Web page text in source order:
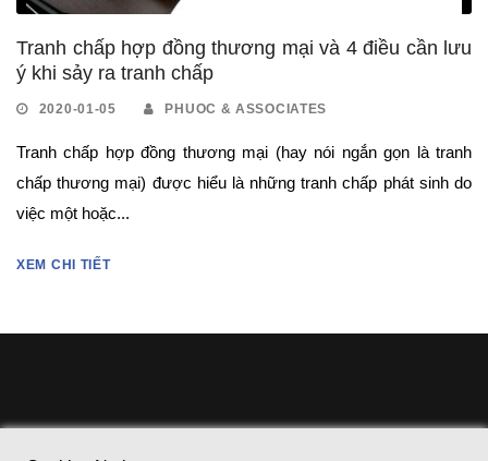
Tranh chấp hợp đồng thương mại và 4 điều cần lưu
ý khi sảy ra tranh chấp
2020-01-05 PHUOC & ASSOCIATES
Tranh chấp hợp đồng thương mại (hay nói ngắn gọn là tranh
chấp thương mại) được hiểu là những tranh chấp phát sinh do
việc một hoặc...
XEM CHI TIẾT